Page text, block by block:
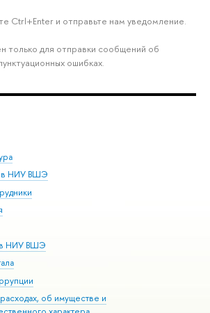
Ctrl+Enter и отправьте нам уведомление.
только для отправки сообщений об
ошибках.
в НИУ ВШЭ
в НИУ ВШЭ
об имуществе и